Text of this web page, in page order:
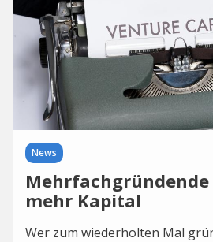
News
mehr Kapital
Wer zum wiederholten Mal